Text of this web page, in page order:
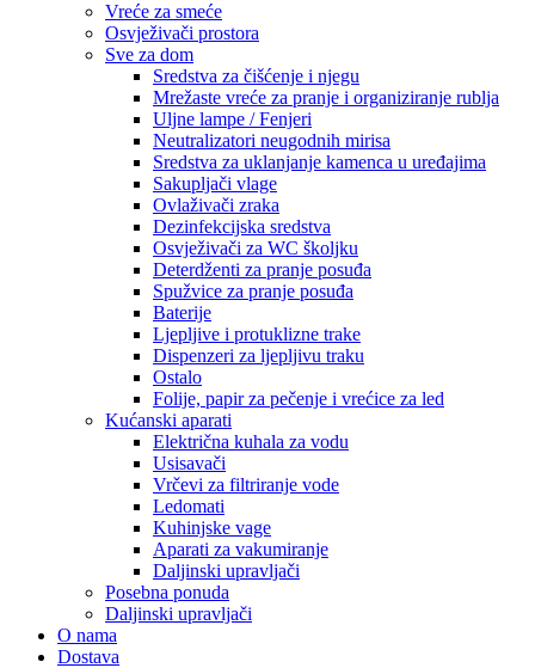
Vreće za smeće
Osvježivači prostora
Sve za dom
Sredstva za čišćenje i njegu
Mrežaste vreće za pranje i organiziranje rublja
Uljne lampe / Fenjeri
Neutralizatori neugodnih mirisa
Sredstva za uklanjanje kamenca u uređajima
Sakupljači vlage
Ovlaživači zraka
Dezinfekcijska sredstva
Osvježivači za WC školjku
Deterdženti za pranje posuđa
Spužvice za pranje posuđa
Baterije
Ljepljive i protuklizne trake
Dispenzeri za ljepljivu traku
Ostalo
Folije, papir za pečenje i vrećice za led
Kućanski aparati
Električna kuhala za vodu
Usisavači
Vrčevi za filtriranje vode
Ledomati
Kuhinjske vage
Aparati za vakumiranje
Daljinski upravljači
Posebna ponuda
Daljinski upravljači
O nama
Dostava